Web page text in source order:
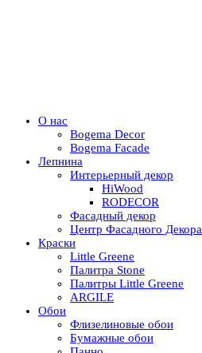
О нас
Bogema Decor
Bogema Facade
Лепнина
Интерьерный декор
HiWood
RODECOR
Фасадный декор
Центр Фасадного Декора
Краски
Little Greene
Палитра Stone
Палитры Little Greene
ARGILE
Обои
Флизелиновые обои
Бумажные обои